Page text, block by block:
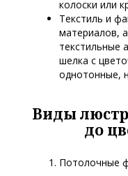
колоски или
Текстиль и
материалов,
текстильные
шелка с
однотонные,
Виды
до
Потолочные